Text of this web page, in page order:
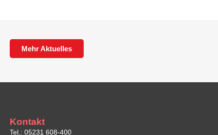
Mehr Aktuelles
Kontakt
Tel.: 05231 608-400